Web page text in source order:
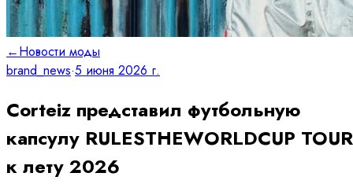
←Новости моды
brand_news·5 июня 2026 г.
Corteiz представил футбольную
капсулу RULESTHEWORLDCUP TOUR
к лету 2026